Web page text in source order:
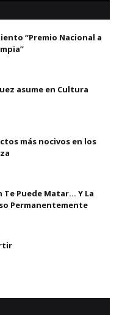
“Premio Nacional a
asume en Cultura
más nocivos en los
Te Puede Matar… Y La
Permanentemente